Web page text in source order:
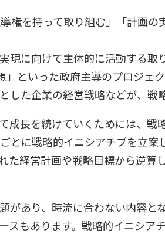
権を持って取り組む」「計画
現に向けて主体的に活動する取
といった政府主導のプロジェク
した企業の経営戦略などが、戦
成長を続けていくためには、戦
とに戦略的イニシアチブを立案
た経営計画や戦略目標から逆
あり、時流に合わない内容と
もあります。戦略的イニシア